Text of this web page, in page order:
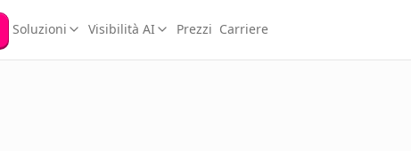
Soluzioni Visibilità AI Prezzi Carriere